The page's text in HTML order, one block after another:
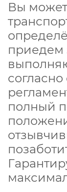
Вы
приедем
полный